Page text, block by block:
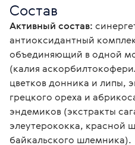
Состав
Активный состав:
антиоксидантный
объединяющий в одной
(калия
цветков донника и липы,
грецкого ореха и
эндемиков (экстракты
элеутерококка, красной
байкальского шлемника).